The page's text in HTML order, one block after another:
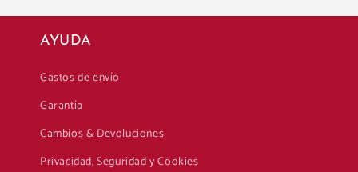
AYUDA
Gastos de envío
Garantía
Cambios & Devoluciones
Privacidad, Seguridad y Cookies